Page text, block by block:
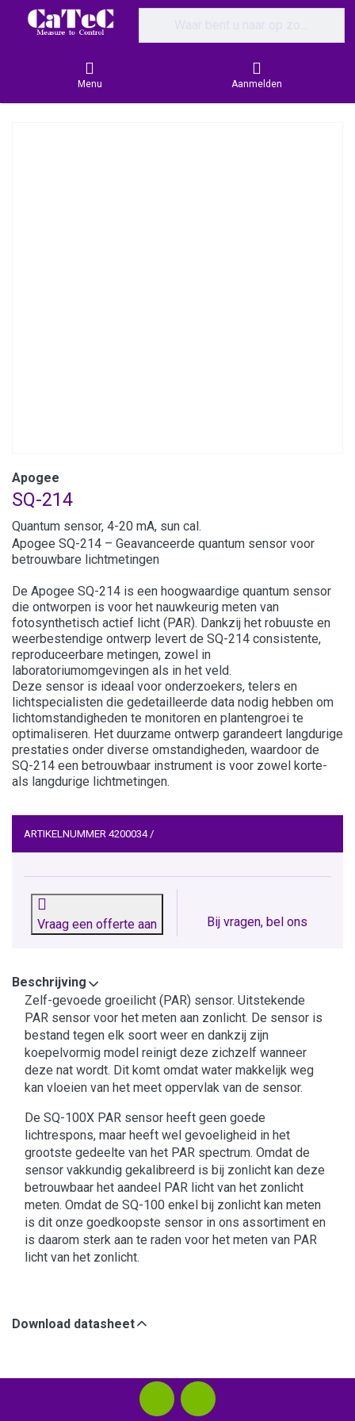
Menu Aanmelden
Apogee
SQ-214
Quantum sensor, 4-20 mA, sun cal.
Apogee SQ-214 – Geavanceerde quantum sensor voor
betrouwbare lichtmetingen
De Apogee SQ-214 is een hoogwaardige quantum sensor
die ontworpen is voor het nauwkeurig meten van
fotosynthetisch actief licht (PAR). Dankzij het robuuste en
weerbestendige ontwerp levert de SQ-214 consistente,
reproduceerbare metingen, zowel in
laboratoriumomgevingen als in het veld.
Deze sensor is ideaal voor onderzoekers, telers en
lichtspecialisten die gedetailleerde data nodig hebben om
lichtomstandigheden te monitoren en plantengroei te
optimaliseren. Het duurzame ontwerp garandeert langdurige
prestaties onder diverse omstandigheden, waardoor de
SQ-214 een betrouwbaar instrument is voor zowel korte-
als langdurige lichtmetingen.
ARTIKELNUMMER 4200034 /
Vraag een offerte aan Bij vragen, bel ons
Beschrijving
Zelf-gevoede groeilicht (PAR) sensor. Uitstekende
PAR sensor voor het meten aan zonlicht. De sensor is
bestand tegen elk soort weer en dankzij zijn
koepelvormig model reinigt deze zichzelf wanneer
deze nat wordt. Dit komt omdat water makkelijk weg
kan vloeien van het meet oppervlak van de sensor.
De SQ-100X PAR sensor heeft geen goede
lichtrespons, maar heeft wel gevoeligheid in het
grootste gedeelte van het PAR spectrum. Omdat de
sensor vakkundig gekalibreerd is bij zonlicht kan deze
betrouwbaar het aandeel PAR licht van het zonlicht
meten. Omdat de SQ-100 enkel bij zonlicht kan meten
is dit onze goedkoopste sensor in ons assortiment en
is daarom sterk aan te raden voor het meten van PAR
licht van het zonlicht.
Download datasheet